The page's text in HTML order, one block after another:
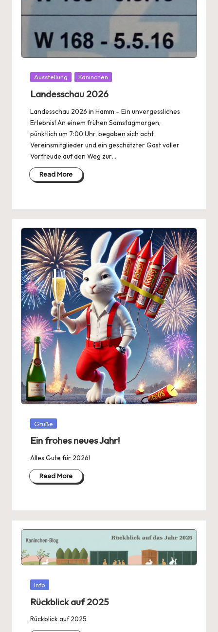
Posted
Ausstellung Kaninchen
Landesschau 2026
Landesschau 2026 in Hamm – Ein unvergessliches
Erlebnis! An einem frühen Samstagmorgen,
pünktlich um 7:00 Uhr, begaben sich acht
Vereinsmitglieder und ein geschätzter Gast voller
Vorfreude auf den Weg zur…
Read More
Posted
Grüße
Ein frohes neues Jahr!
Alles Gute für 2026!
Read More
Posted
Info
Rückblick auf 2025
Rückblick auf 2025